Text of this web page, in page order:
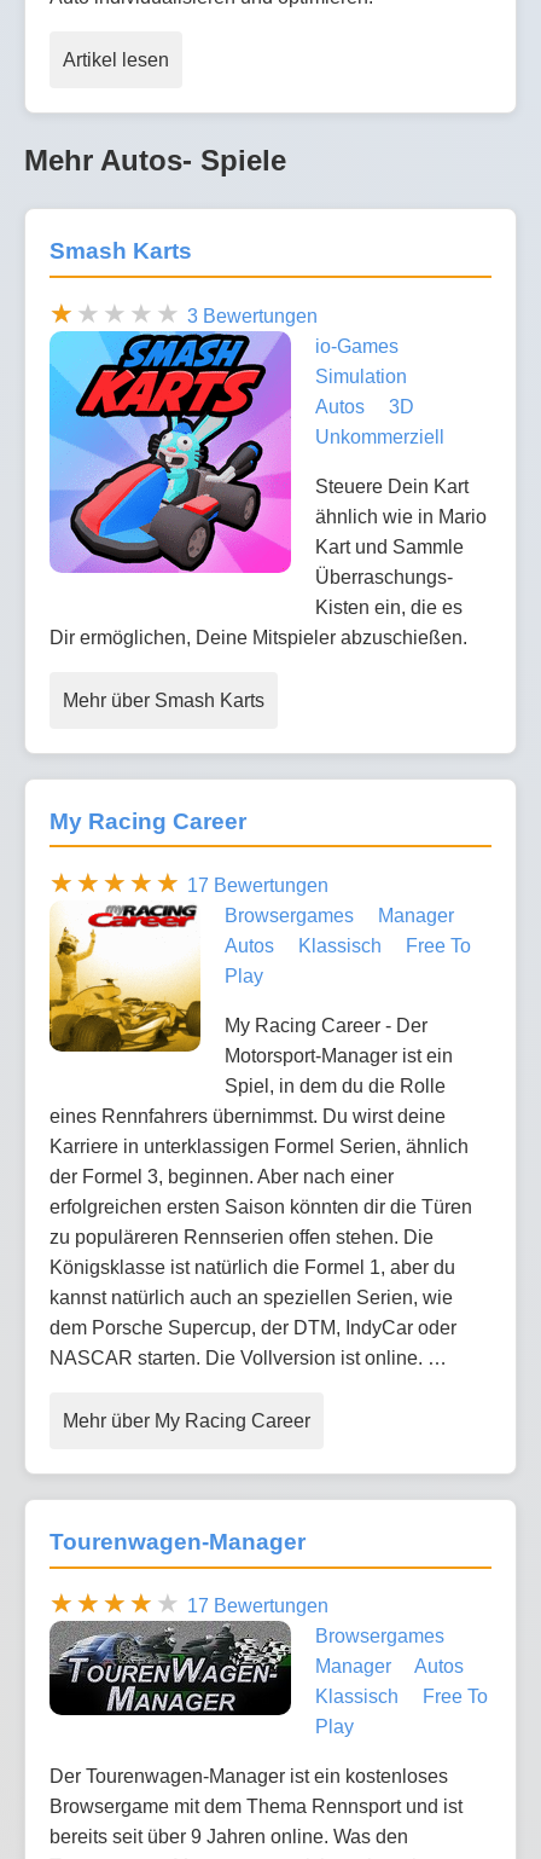
Artikel lesen
Mehr Autos- Spiele
Smash Karts
3 Bewertungen
io-Games
Simulation
Autos
3D
Unkommerziell
Steuere Dein Kart
ähnlich wie in Mario
Kart und Sammle
Überraschungs-
Kisten ein, die es
Dir ermöglichen, Deine Mitspieler abzuschießen.
Mehr über Smash Karts
My Racing Career
17 Bewertungen
Browsergames
Manager
Autos
Klassisch
Free To
Play
My Racing Career - Der
Motorsport-Manager ist ein
Spiel, in dem du die Rolle
eines Rennfahrers übernimmst. Du wirst deine
Karriere in unterklassigen Formel Serien, ähnlich
der Formel 3, beginnen. Aber nach einer
erfolgreichen ersten Saison könnten dir die Türen
zu populäreren Rennserien offen stehen. Die
Königsklasse ist natürlich die Formel 1, aber du
kannst natürlich auch an speziellen Serien, wie
dem Porsche Supercup, der DTM, IndyCar oder
NASCAR starten. Die Vollversion ist online. …
Mehr über My Racing Career
Tourenwagen-Manager
17 Bewertungen
Browsergames
Manager
Autos
Klassisch
Free To
Play
Der Tourenwagen-Manager ist ein kostenloses
Browsergame mit dem Thema Rennsport und ist
bereits seit über 9 Jahren online. Was den